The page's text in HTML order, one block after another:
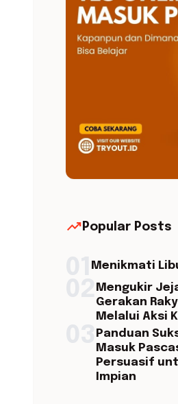
trending_up Popular Posts
Menikmati
Mengukir
Gerakan
Melalui Aksi
Panduan
Masuk
Persuasif
Impian